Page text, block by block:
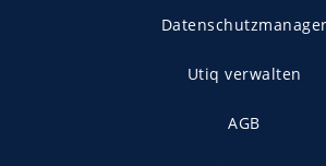
Datenschutzmanager
Utiq verwalten
AGB